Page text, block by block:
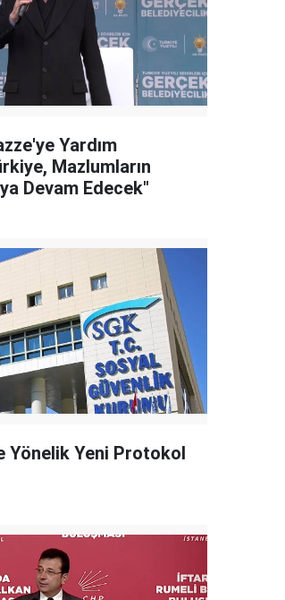
Yardım
Mazlumların
Devam Edecek"
Yönelik Yeni Protokol